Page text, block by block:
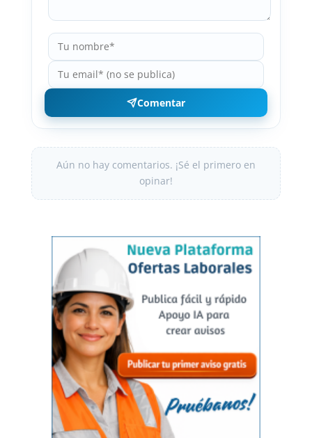
Comentar
Aún no hay comentarios. ¡Sé el primero en
opinar!